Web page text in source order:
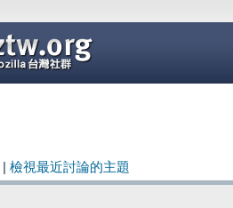
檢視最近討論的主題